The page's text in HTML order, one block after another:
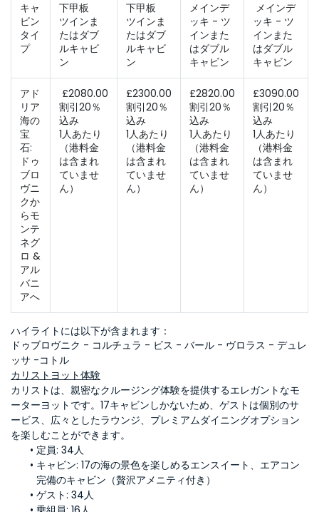
キャ
ビン
タイ
プ
下甲板
ツインま
たはダブ
ルキャビ
ン
下甲板
ツインま
たはダブ
ルキャビ
ン
メインデ
ッキ - ツ
インまた
はダブル
キャビン
メインデ
ッキ - ツ
インまた
はダブル
キャビン
アド
リア
海の
宝
石:
ドゥ
ブロ
ヴニ
クか
らモ
ンテ
ネグ
ロ &
アル
バニ
アへ
£2080.00
割引20％
込み
1人あたり
（港料金
は含まれ
ていませ
ん）
£2300.00
割引20％
込み
1人あたり
（港料金
は含まれ
ていませ
ん）
£2820.00
割引20％
込み
1人あたり
（港料金
は含まれ
ていませ
ん）
£3090.00
割引20％
込み
1人あたり
（港料金
は含まれ
ていませ
ん）
ハイライトには以下が含まれます：
ドゥブロヴニク - コルチュラ - ビス - バール - ヴロラス - デュレ
ッサ -コトル
カリストヨット体験
カリストは、親密なクルージング体験を提供するエレガントなモ
ーターヨットです。17キャビンしかないため、ゲストは個別のサ
ービス、広々としたラウンジ、プレミアムダイニングオプション
を楽しむことができます。
定員: 34人
キャビン: 17の海の景色を楽しめるエンスイート、エアコン
完備のキャビン（贅沢アメニティ付き）
ゲスト: 34人